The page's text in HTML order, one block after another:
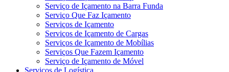
Serviço de Içamento na Barra Funda
Serviço Que Faz Içamento
Serviços de Içamento
Serviços de Içamento de Cargas
Serviços de Içamento de Mobílias
Serviços Que Fazem Içamento
Serviço de Içamento de Móvel
Serviços de Logística